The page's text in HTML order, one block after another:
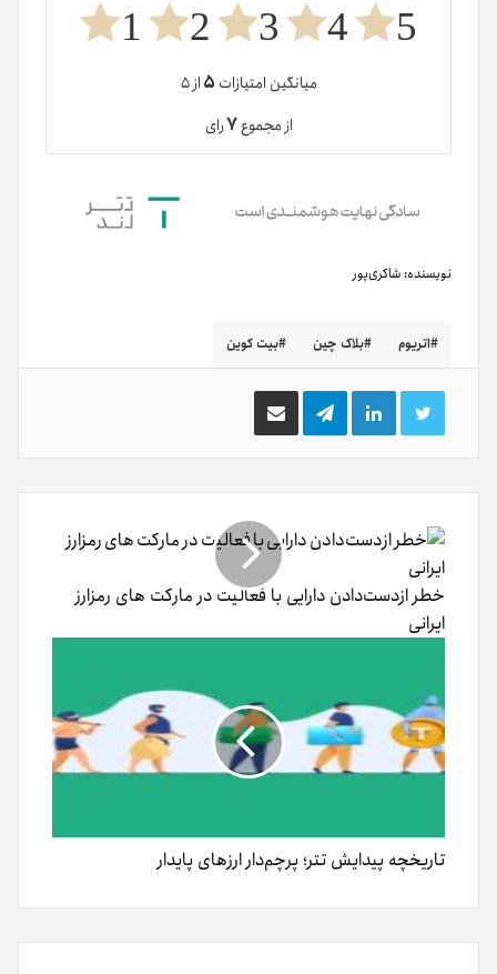
5
4
3
2
1
میانگین امتیازات ۵از ۵
از مجموع۷رای
نویسنده: شاکری‌پور
اتریوم بلاک چین بیت کوین
توییتر لینکدینتلگرام اشتراک
گذاری
ایمیل
خطر از‌دست‌دادن دارایی با فعالیت در مارکت های رمزارز
ایرانی
تاریخچه پیدایش تتر؛ پرچم‌دار ارزهای پایدار